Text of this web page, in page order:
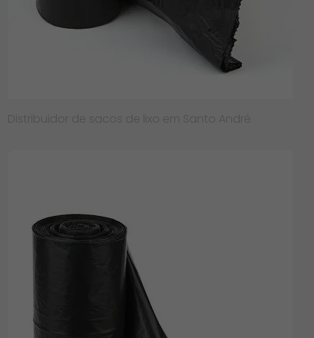
Distribuidor de sacos de lixo em Santo André